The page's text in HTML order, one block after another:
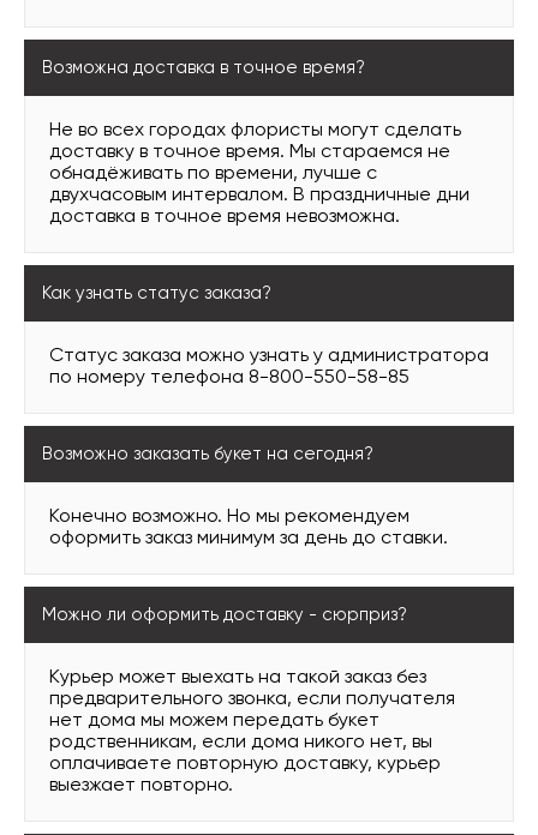
Возможна доставка в точное время?
Не во всех городах флористы могут сделать
доставку в точное время. Мы стараемся не
обнадёживать по времени, лучше с
двухчасовым интервалом. В праздничные дни
доставка в точное время невозможна.
Как узнать статус заказа?
Статус заказа можно узнать у администратора
по номеру телефона 8-800-550-58-85
Возможно заказать букет на сегодня?
Конечно возможно. Но мы рекомендуем
оформить заказ минимум за день до ставки.
Можно ли оформить доставку - сюрприз?
Курьер может выехать на такой заказ без
предварительного звонка, если получателя
нет дома мы можем передать букет
родственникам, если дома никого нет, вы
оплачиваете повторную доставку, курьер
выезжает повторно.